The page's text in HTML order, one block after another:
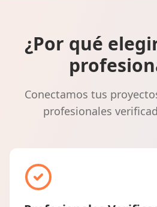
¿Por qué
Conectamos tus
profesionales